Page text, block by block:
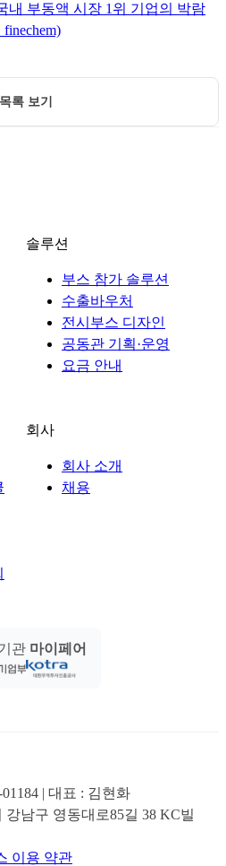
내 부동액 시장 1위 기업의 박람
목록 보기
솔루션
부스 참가 솔루션
수출바우처
전시부스 디자인
공동관 기획·운영
요금 안내
회사
회사 소개
채용
관 마이페어
| 대표 : 김현화
강남구 영동대로85길 38 KC빌
이용 약관